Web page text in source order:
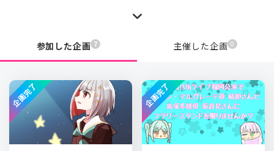
参加した企画 7 主催した企画 0
企画完了 企画完了